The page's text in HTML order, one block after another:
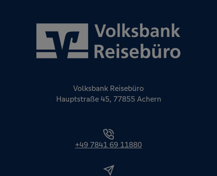
Volksbank Reisebüro
Hauptstraße 45, 77855 Achern
+49 7841 69 11880